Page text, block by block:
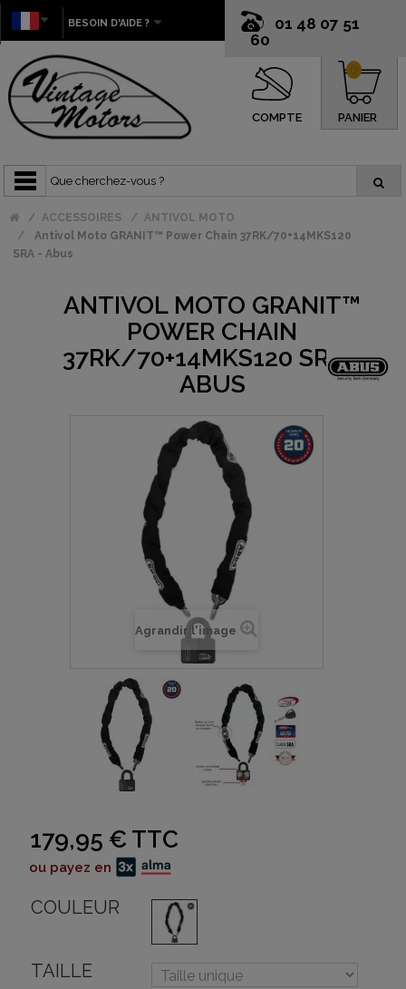
01 48 07 51
60
BESOIN D'AIDE ?
COMPTE PANIER
0
ACCESSOIRES
ANTIVOL MOTO
Antivol Moto GRANIT™ Power Chain 37RK/70+14MKS120
SRA - Abus
ANTIVOL MOTO GRANIT™
POWER CHAIN
37RK/70+14MKS120 SRA -
ABUS
Agrandir l'image
179,95 € TTC
ou payez en
COULEUR
TAILLE